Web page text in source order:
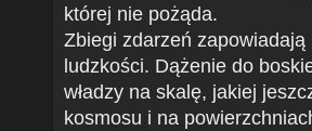
której nie pożąda.
Zbiegi zdarzeń
ludzkości. Dążenie do
władzy na skalę, jakiej
kosmosu i na